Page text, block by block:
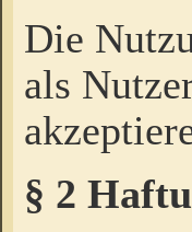
Die
als
§ 2